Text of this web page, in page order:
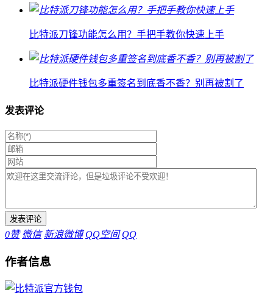
比特派刀锋功能怎么用？手把手教你快速上手
比特派硬件钱包多重签名到底香不香？别再被割了
发表评论
0赞 微信 新浪微博 QQ空间 QQ
作者信息